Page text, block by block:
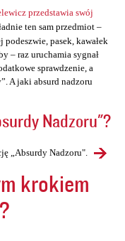
przedstawia swój
ten sam przedmiot –
pasek, kawałek
– raz uruchamia sygnał
sprawdzenie, a
A jaki absurd nadzoru
Nadzoru"?
„Absurdy Nadzoru".
krokiem